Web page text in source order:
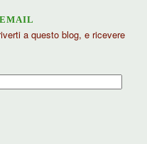
a questo blog, e ricevere